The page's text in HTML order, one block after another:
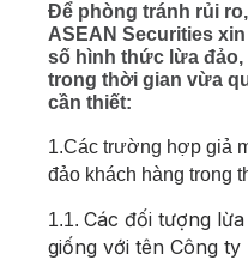
Để phòng tránh rủi
ASEAN Securities
số hình thức lừa đảo,
trong thời gian vừa
cần thiết:
1.Các trường hợp giả
đảo khách hàng trong
1.1. Các đối tượng
giống với tên Công ty